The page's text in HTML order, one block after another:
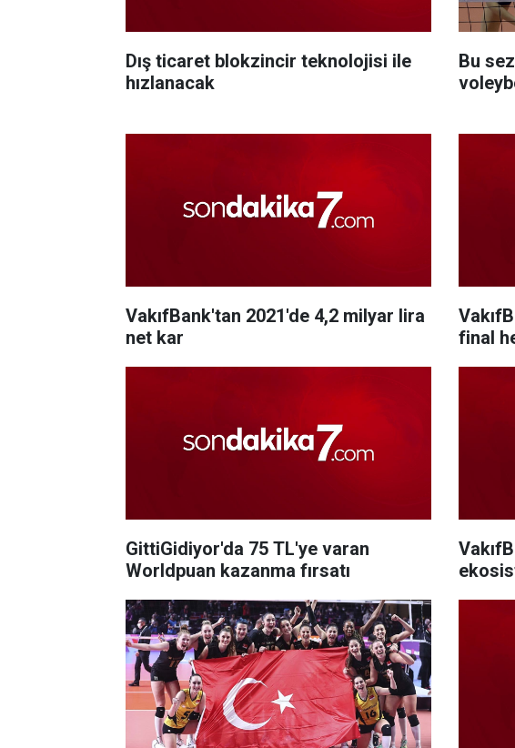
Dış ticaret blokzincir teknolojisi ile
hızlanacak
Bu
VakıfBank'tan 2021'de 4,2 milyar lira
net kar
final
GittiGidiyor'da 75 TL'ye varan
Worldpuan kazanma fırsatı